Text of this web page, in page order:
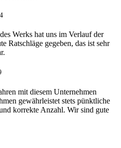
Werks hat uns im Verlauf der
Ratschläge gegeben, das ist sehr
mit diesem Unternehmen
gewährleistet stets pünktliche
korrekte Anzahl. Wir sind gute